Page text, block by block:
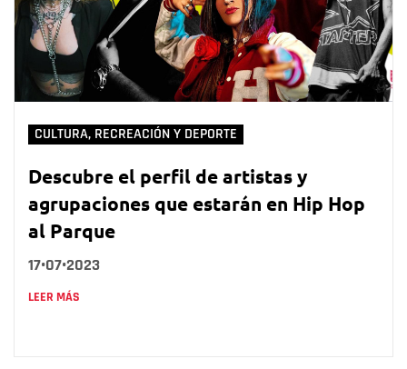
CULTURA, RECREACIÓN Y DEPORTE
Descubre el perfil de artistas y
agrupaciones que estarán en Hip Hop
al Parque
17•07•2023
LEER MÁS